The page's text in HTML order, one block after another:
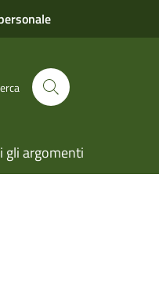
gli argomenti